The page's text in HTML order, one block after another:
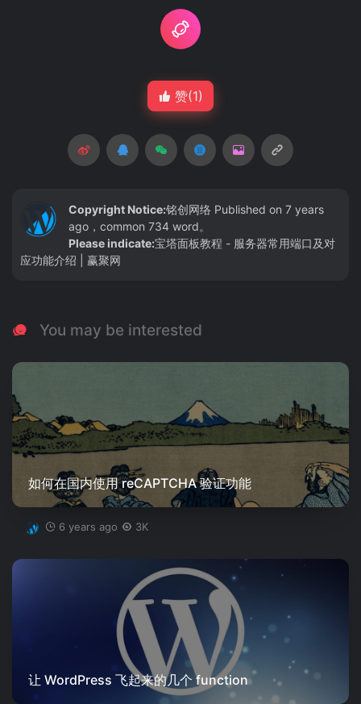
赞(1)
Copyright Notice:铭创网络 Published on 7 years
ago，common 734 word。
Please indicate:宝塔面板教程 - 服务器常用端口及对
应功能介绍 | 赢聚网
You may be interested
如何在国内使用 reCAPTCHA 验证功能
6 years ago 3K
让 WordPress 飞起来的几个 function